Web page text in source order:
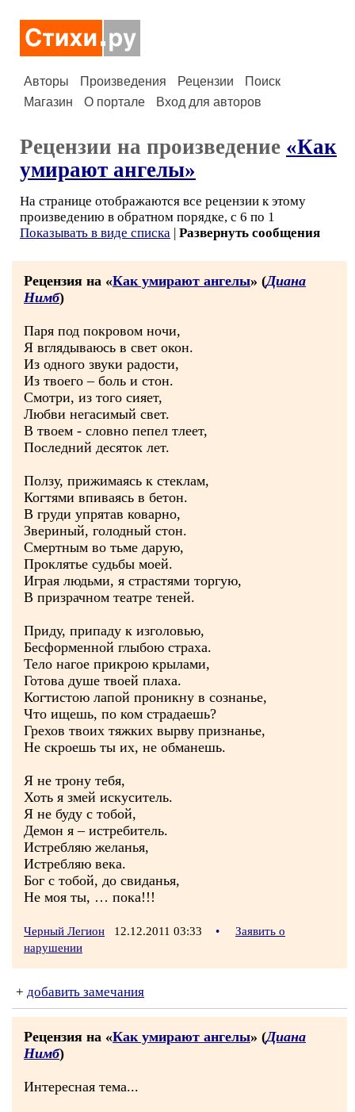
Авторы Произведения Рецензии
Поиск
Магазин
О портале Вход для авторов
Рецензии на произведение «Как
умирают ангелы»
На странице отображаются все рецензии к этому
произведению в обратном порядке, с 6 по 1
Показывать в виде списка | Развернуть сообщения
Рецензия на «Как умирают ангелы» (Диана
Нимб)
Паря под покровом ночи,
Я вглядываюсь в свет окон.
Из одного звуки радости,
Из твоего – боль и стон.
Смотри, из того сияет,
Любви негасимый свет.
В твоем - словно пепел тлеет,
Последний десяток лет.
Ползу, прижимаясь к стеклам,
Когтями впиваясь в бетон.
В груди упрятав коварно,
Звериный, голодный стон.
Смертным во тьме дарую,
Проклятье судьбы моей.
Играя людьми, я страстями торгую,
В призрачном театре теней.
Приду, припаду к изголовью,
Бесформенной глыбою страха.
Тело нагое прикрою крылами,
Готова душе твоей плаха.
Когтистою лапой проникну в сознанье,
Что ищешь, по ком страдаешь?
Грехов твоих тяжких вырву признанье,
Не скроешь ты их, не обманешь.
Я не трону тебя,
Хоть я змей искуситель.
Я не буду с тобой,
Демон я – истребитель.
Истребляю желанья,
Истребляю века.
Бог с тобой, до свиданья,
Не моя ты, … пока!!!
Черный Легион 12.12.2011 03:33 •
Заявить о
нарушении
+ добавить замечания
Рецензия на «Как умирают ангелы» (Диана
Нимб)
Интересная тема...